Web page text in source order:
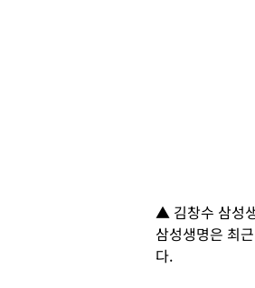
▲ 김창수 삼성
삼성생명은 최
다.